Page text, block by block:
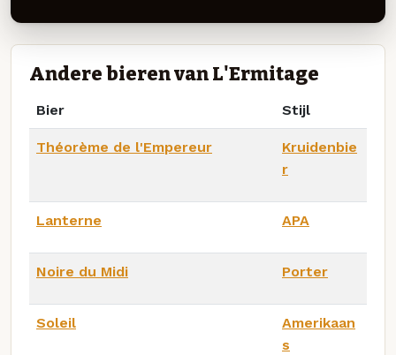
Andere bieren van L'Ermitage
Bier Stijl
Théorème de l'Empereur
Kruidenbie
r
Lanterne APA
Noire du Midi Porter
Soleil
Amerikaan
s